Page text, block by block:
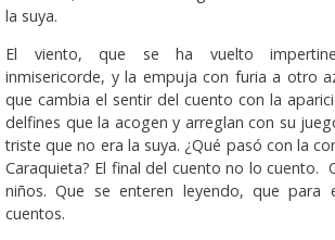
la suya.
El viento, que se ha vuelto
inmisericorde, y la empuja con furia a otro
que cambia el sentir del cuento con la
delfines que la acogen y arreglan con su
triste que no era la suya. ¿Qué pasó con la
Caraquieta? El final del cuento no lo cuento.
niños. Que se enteren leyendo, que para
cuentos.